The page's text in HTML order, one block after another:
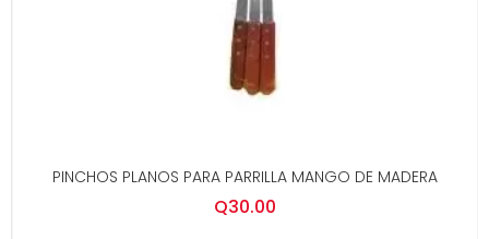
PINCHOS PLANOS PARA PARRILLA MANGO DE MADERA
Q30.00